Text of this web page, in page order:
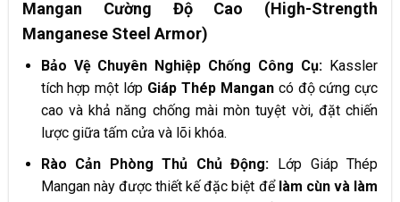
Mangan Cường Độ Cao (High-Strength
Manganese Steel Armor)
Bảo Vệ Chuyên Nghiệp Chống Công Cụ: Kassler
tích hợp một lớp Giáp Thép Mangancó độ cứng cực
cao và khả năng chống mài mòn tuyệt vời, đặt chiến
lược giữa tấm cửa và lõi khóa.
Rào Cản Phòng Thủ Chủ Động: Lớp Giáp Thép
Mangan này được thiết kế đặc biệt để làm cùn và làm